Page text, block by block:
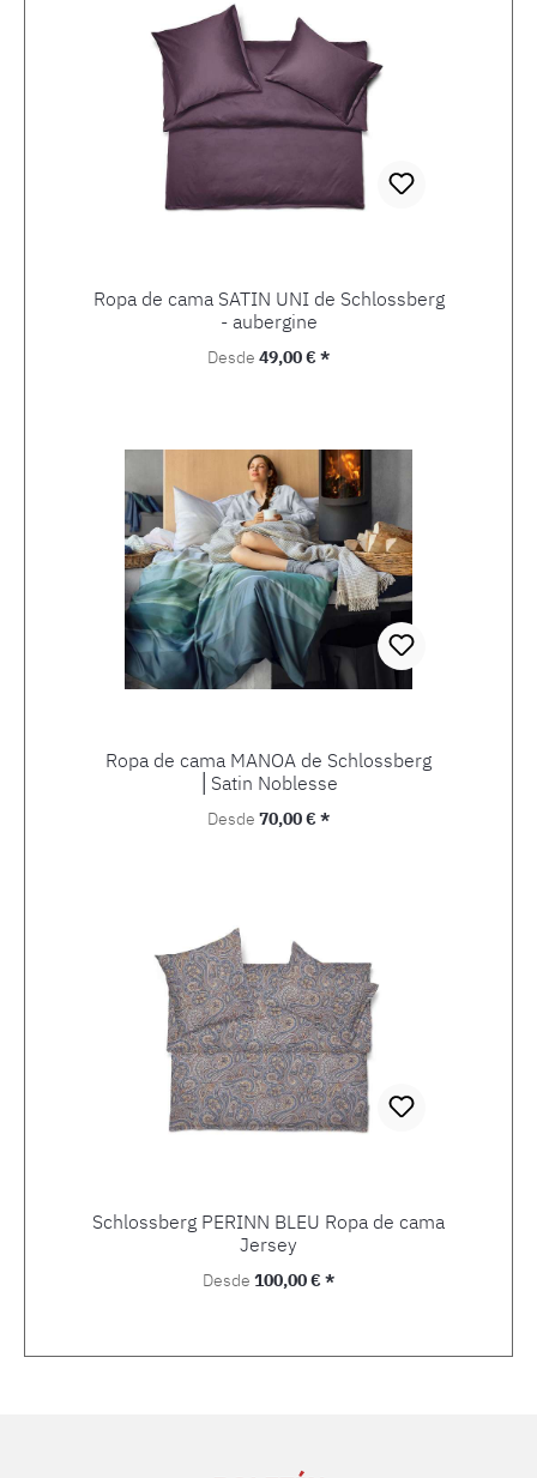
Ropa de cama SATIN UNI de Schlossberg
- aubergine
Precio normal:
Desde 49,00 € *
Ropa de cama MANOA de Schlossberg
│Satin Noblesse
Precio normal:
Desde 70,00 € *
Schlossberg PERINN BLEU Ropa de cama
Jersey
Precio normal:
Desde 100,00 € *